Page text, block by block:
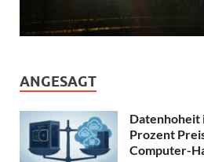
ANGESAGT
Datenhoheit
Prozent
Computer-